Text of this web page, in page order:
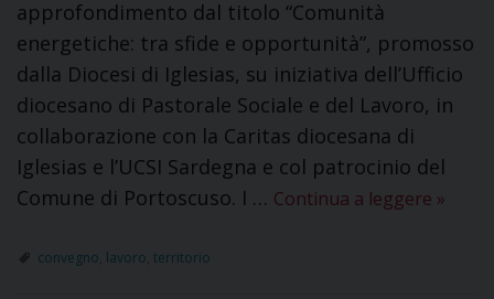
approfondimento dal titolo “Comunità
energetiche: tra sfide e opportunità”, promosso
dalla Diocesi di Iglesias, su iniziativa dell’Ufficio
diocesano di Pastorale Sociale e del Lavoro, in
collaborazione con la Caritas diocesana di
Iglesias e l’UCSI Sardegna e col patrocinio del
Comune di Portoscuso. I … Continua a leggere »
convegno lavoro territorio